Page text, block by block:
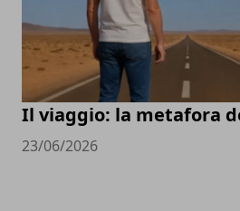
Il viaggio: la metafora
23/06/2026